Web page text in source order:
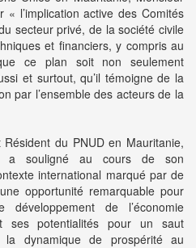
l’implication active des Comités
secteur privé, de la société civile
et financiers, y compris au
ce plan soit non seulement
et surtout, qu’il témoigne de la
par l’ensemble des acteurs de la
du PNUD en Mauritanie,
a souligné au cours de son
international marqué par de
opportunité remarquable pour
de l’économie
ses potentialités pour un saut
dynamique de prospérité au